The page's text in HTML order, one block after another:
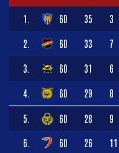
1. 60 35 3
2. 60 33 7
3. 60 31 6
4. 60 29 8
5. 60 28 9
6. 60 26 11